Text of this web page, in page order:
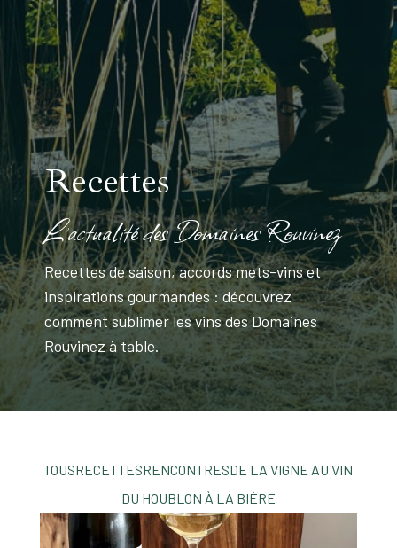
Recettes
L'actualité des Domaines Rouvinez
Recettes de saison, accords mets-vins et
inspirations gourmandes : découvrez
comment sublimer les vins des Domaines
Rouvinez à table.
TOUSRECETTESRENCONTRESDE LA VIGNE AU VIN
DU HOUBLON À LA BIÈRE